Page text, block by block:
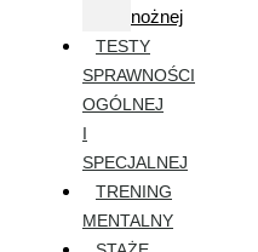
nożnej
TESTY
SPRAWNOŚCI
OGÓLNEJ
I
SPECJALNEJ
TRENING
MENTALNY